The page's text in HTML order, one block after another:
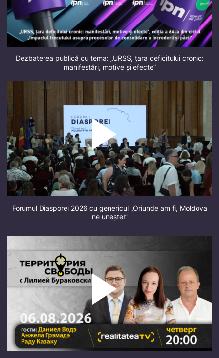
Dezbaterea publică cu tema: „URSS, țara deficitului cronic:
manifestări, motive și efecte”
Forumul Diasporei 2026 cu genericul „Oriunde am fi, Moldova
ne unește!”